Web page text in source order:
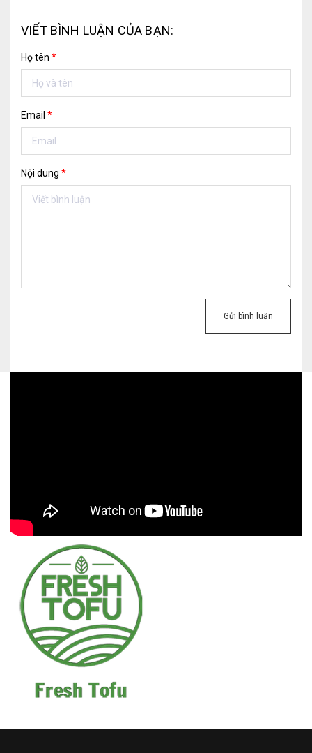
VIẾT BÌNH LUẬN CỦA BẠN:
Họ tên *
Email *
Nội dung *
Gửi bình luận